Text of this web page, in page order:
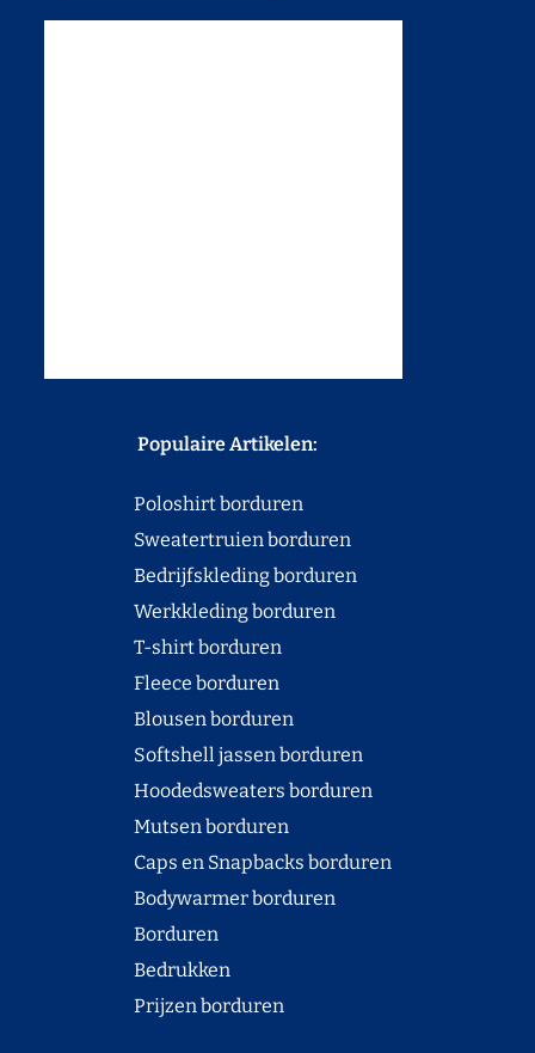
Populaire Artikelen:
Poloshirt borduren
Sweatertruien borduren
Bedrijfskleding borduren
Werkkleding borduren
T-shirt borduren
Fleece borduren
Blousen borduren
Softshell jassen borduren
Hoodedsweaters borduren
Mutsen borduren
Caps en Snapbacks borduren
Bodywarmer borduren
Borduren
Bedrukken
Prijzen borduren